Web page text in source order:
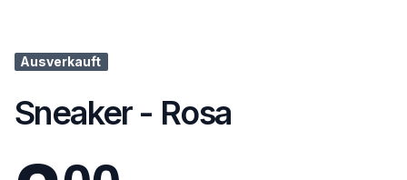
Ausverkauft
Sneaker - Rosa